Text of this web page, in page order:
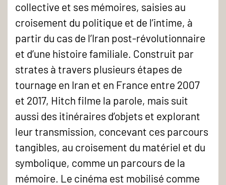
collective et ses mémoires, saisies au
croisement du politique et de l’intime, à
partir du cas de l’Iran post-révolutionnaire
et d’une histoire familiale. Construit par
strates à travers plusieurs étapes de
tournage en Iran et en France entre 2007
et 2017, Hitch filme la parole, mais suit
aussi des itinéraires d’objets et explorant
leur transmission, concevant ces parcours
tangibles, au croisement du matériel et du
symbolique, comme un parcours de la
mémoire. Le cinéma est mobilisé comme